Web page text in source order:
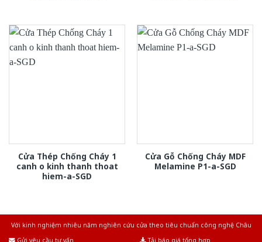
Cửa Thép Chống Cháy 1
canh o kinh thanh thoat
hiem-a-SGD
Cửa Gỗ Chống Cháy MDF
Melamine P1-a-SGD
Với kinh nghiệm nhiêu năm nghiên cứu cửa theo tiêu chuẩn công nghệ Châu